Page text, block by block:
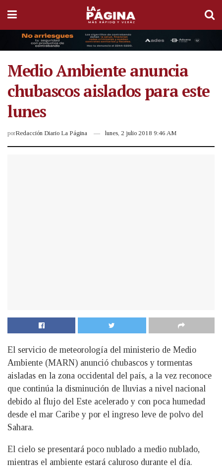
Medio Ambiente anuncia
chubascos aislados para este
lunes
porRedacción Diario La Página lunes, 2 julio 2018 9:46 AM
El servicio de meteorología del ministerio de Medio
Ambiente (MARN) anunció chubascos y tormentas
aisladas en la zona occidental del país, a la vez reconoce
que continúa la disminución de lluvias a nivel nacional
debido al flujo del Este acelerado y con poca humedad
desde el mar Caribe y por el ingreso leve de polvo del
Sahara.
El cielo se presentará poco nublado a medio nublado,
mientras el ambiente estará caluroso durante el día.